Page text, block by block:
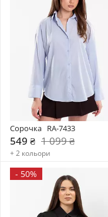
Сорочка   RA-7433
549 ₴ 1 099 ₴
+ 2 кольори
- 50%